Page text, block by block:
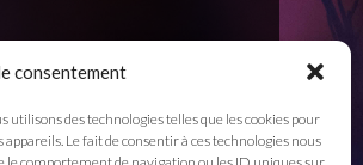
consentement
des technologies telles que les cookies pour
Le fait de consentir à ces technologies nous